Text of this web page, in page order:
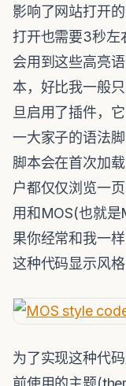
影响了网站打开
打开也需要3秒左
会用到这些高亮
本，好比我一般
旦启用了插件，
一大家子的语法
脚本会在首次加
户都仅仅浏览一
用和MOS(也就
果你经常和我一
这种代码显示风
为了实现这种代